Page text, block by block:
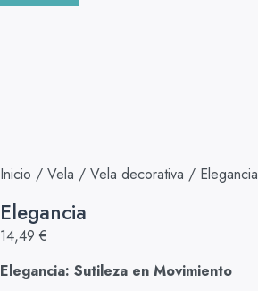
Inicio / Vela / Vela decorativa / Elegancia
Elegancia
14,49 €
Elegancia: Sutileza en Movimiento